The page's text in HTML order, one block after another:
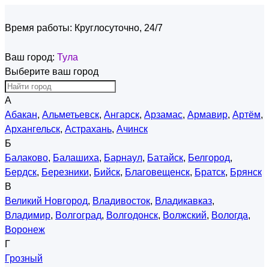
Время работы: Круглосуточно, 24/7
Ваш город: Тула
Выберите ваш город
А
Абакан, Альметьевск, Ангарск, Арзамас, Армавир, Артём,
Архангельск, Астрахань, Ачинск
Б
Балаково, Балашиха, Барнаул, Батайск, Белгород,
Бердск, Березники, Бийск, Благовещенск, Братск, Брянск
В
Великий Новгород, Владивосток, Владикавказ,
Владимир, Волгоград, Волгодонск, Волжский, Вологда,
Воронеж
Г
Грозный